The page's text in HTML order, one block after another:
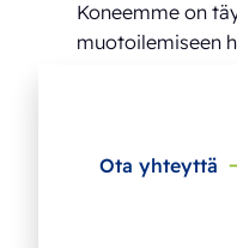
Koneemme on
muotoilemiseen
Ota yhteyttä